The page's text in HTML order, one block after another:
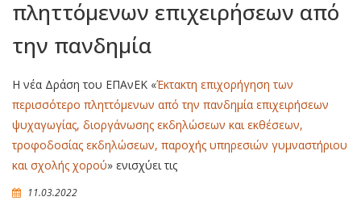
πληττόμενων επιχειρήσεων από
την πανδημία
Η νέα Δράση του ΕΠΑνΕΚ «Έκτακτη επιχορήγηση των
περισσότερο πληττόμενων από την πανδημία επιχειρήσεων
ψυχαγωγίας, διοργάνωσης εκδηλώσεων και εκθέσεων,
τροφοδοσίας εκδηλώσεων, παροχής υπηρεσιών γυμναστήριου
και σχολής χορού» ενισχύει τις
11.03.2022